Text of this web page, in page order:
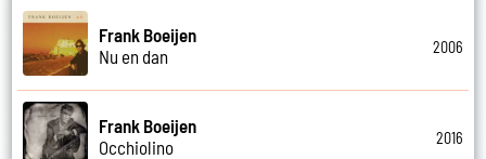
Frank Boeijen
Nu en dan
2006
Frank Boeijen
Occhiolino
2016